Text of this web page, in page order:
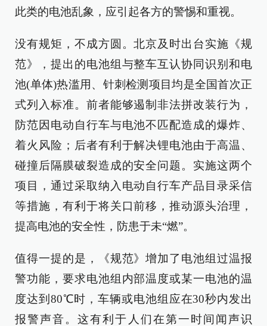
此类的电池乱象，应引起各方的警惕和重视。
没有规矩，不成方圆。北京及时出台实施《规
范》，提出的电池组与整车互认协同识别和电
池(单体)热滥用、针刺检测项目均是全国首次正
式列入标准。前者能够遏制非法拼改装行为，
防范因电动自行车与电池不匹配造成的爆炸、
着火风险；后者有利于解决锂电池由于高温、
碰撞后隔膜破裂造成的安全问题。实施这两个
项目，通过采取纳入电动自行车产品目录采信
等措施，有利于将关口前移，推动源头治理，
提高电池的安全性，防患于未“燃”。
值得一提的是，《规范》增加了电池组过温报
警功能，要求电池组内部温度或某一电池的温
度达到80℃时，车辆或电池组应在30秒内发出
报警声音。这有利于人们在第一时间闻声识